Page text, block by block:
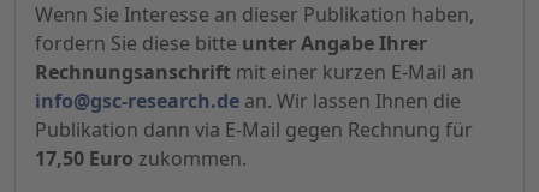
Wenn Sie Interesse an dieser Publikation haben,
fordern Sie diese bitte unter Angabe Ihrer
Rechnungsanschrift mit einer kurzen E-Mail an
info@gsc-research.de an. Wir lassen Ihnen die
Publikation dann via E-Mail gegen Rechnung für
17,50 Euro zukommen.